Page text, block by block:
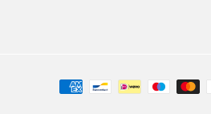
Betaalmethoden